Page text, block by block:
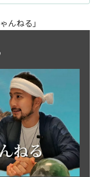
んねる」